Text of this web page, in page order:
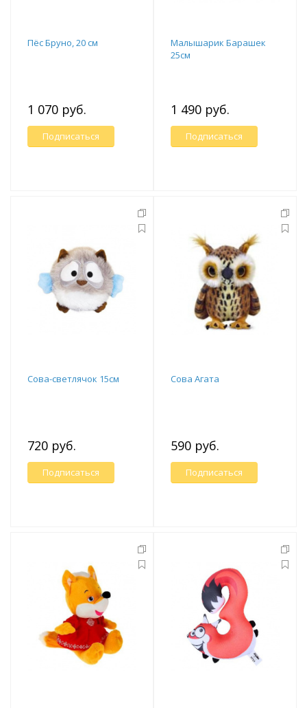
Пёс Бруно, 20 см
1 070 руб.
Подписаться
Малышарик Барашек
25см
1 490 руб.
Подписаться
Сова-светлячок 15см
720 руб.
Подписаться
Сова Агата
590 руб.
Подписаться